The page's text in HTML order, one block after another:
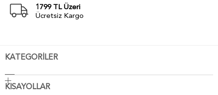
1799 TL Üzeri
Ücretsiz Kargo
KATEGORİLER
KISAYOLLAR